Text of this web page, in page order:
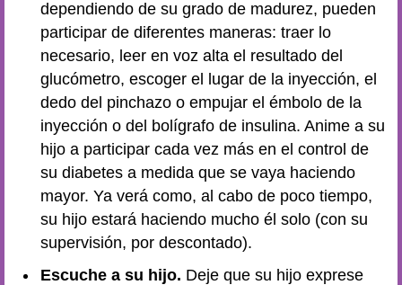
dependiendo de su grado de madurez, pueden
participar de diferentes maneras: traer lo
necesario, leer en voz alta el resultado del
glucómetro, escoger el lugar de la inyección, el
dedo del pinchazo o empujar el émbolo de la
inyección o del bolígrafo de insulina. Anime a su
hijo a participar cada vez más en el control de
su diabetes a medida que se vaya haciendo
mayor. Ya verá como, al cabo de poco tiempo,
su hijo estará haciendo mucho él solo (con su
supervisión, por descontado).
Escuche a su hijo. Deje que su hijo exprese